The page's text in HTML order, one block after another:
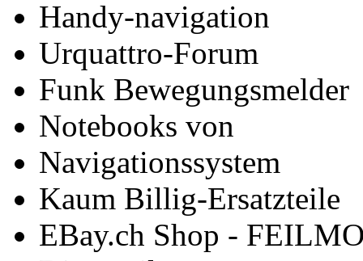
Handy-navigation
Urquattro-Forum
Funk Bewegungsmelder
Notebooks von
Navigationssystem
Kaum Billig-Ersatzteile
EBay.ch Shop -